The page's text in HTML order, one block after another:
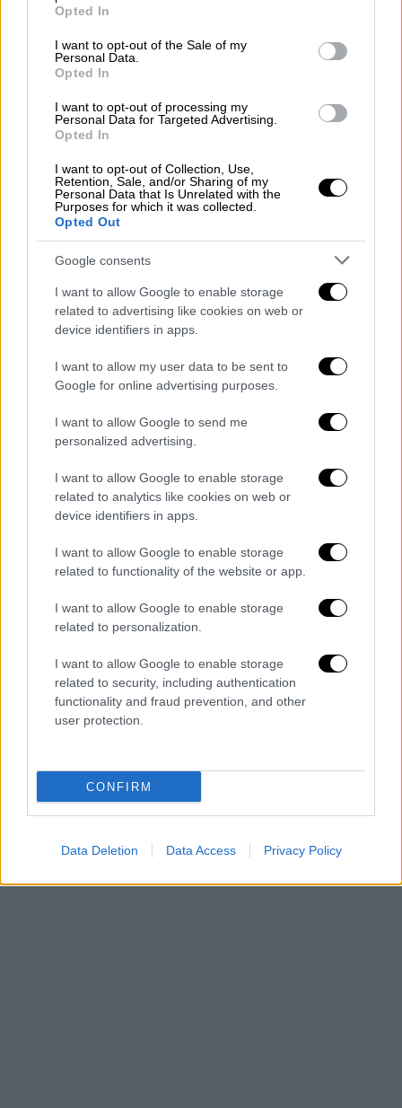
use your data for below specified purposes in below Google
consent section.
Opted In
I want to opt-out of the Sale of my
Personal Data.
Opted In
I want to opt-out of processing my
Personal Data for Targeted Advertising.
Opted In
I want to opt-out of Collection, Use,
Retention, Sale, and/or Sharing of my
Personal Data that Is Unrelated with the
Purposes for which it was collected.
Opted Out
Google consents
I want to allow Google to enable storage
related to advertising like cookies on web or
device identifiers in apps.
I want to allow my user data to be sent to
Google for online advertising purposes.
I want to allow Google to send me
personalized advertising.
I want to allow Google to enable storage
related to analytics like cookies on web or
device identifiers in apps.
I want to allow Google to enable storage
related to functionality of the website or app.
I want to allow Google to enable storage
related to personalization.
I want to allow Google to enable storage
related to security, including authentication
functionality and fraud prevention, and other
user protection.
CONFIRM
Data Deletion Data Access Privacy Policy
Σημειώνεται πως η φετινή χρονιά για την
πρόσβαση στα
εκπαίδευσηςθα είναι καλή, σχεδόν για το
σύνολο των υποψηφίων, καθώς, οκτώ στους
10 υποψηφίους θα περάσουν σε κάποιο
τμήμα ή σε κάποια σχολή, αφού οιθέσεις
εισαγωγήςείναι αυξημένες, φτάνοντας στις
77.970.
Τις επόμενες μέρες ξεκινά και
φοιτητικής στέγηςαπό
την πλευρά των γονέων, οι οποίοι ήδη έχουν
ενοίκια προκειμένου να εγκαταστήσουν τα
παιδιά τους. Στη συνέχεια, θα ξεκινήσουν οι
διαδικασίες για την ηλεκτρονική εγγραφή
νέων φοιτητώνκαι αμέσως μετά θα
«ανοίξει» το σύστημα για τις
για όσους πληρούν τις οικονομικές,
κοινωνικές και άλλες προϋποθέσεις.
Είναι πιθανό λόγω τουαυξημένου
ενδιαφέροντος να παρουσιαστούν
, οπότε...
υπομονή.